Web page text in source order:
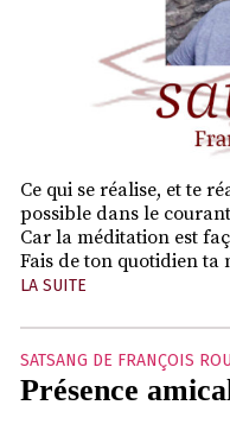
Ce qui se réalise, et te
possible dans le
Car la méditation est
Fais de ton quotidien ta
LA SUITE
SATSANG DE FRANÇOIS
Présence